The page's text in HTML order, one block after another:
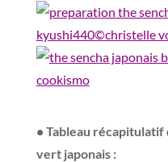
• Tableau
vert japonais :